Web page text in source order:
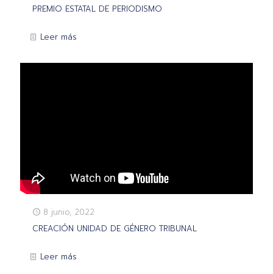
PREMIO ESTATAL DE PERIODISMO
Leer más
8 junio, 2022
CREACIÓN UNIDAD DE GÉNERO TRIBUNAL
Leer más